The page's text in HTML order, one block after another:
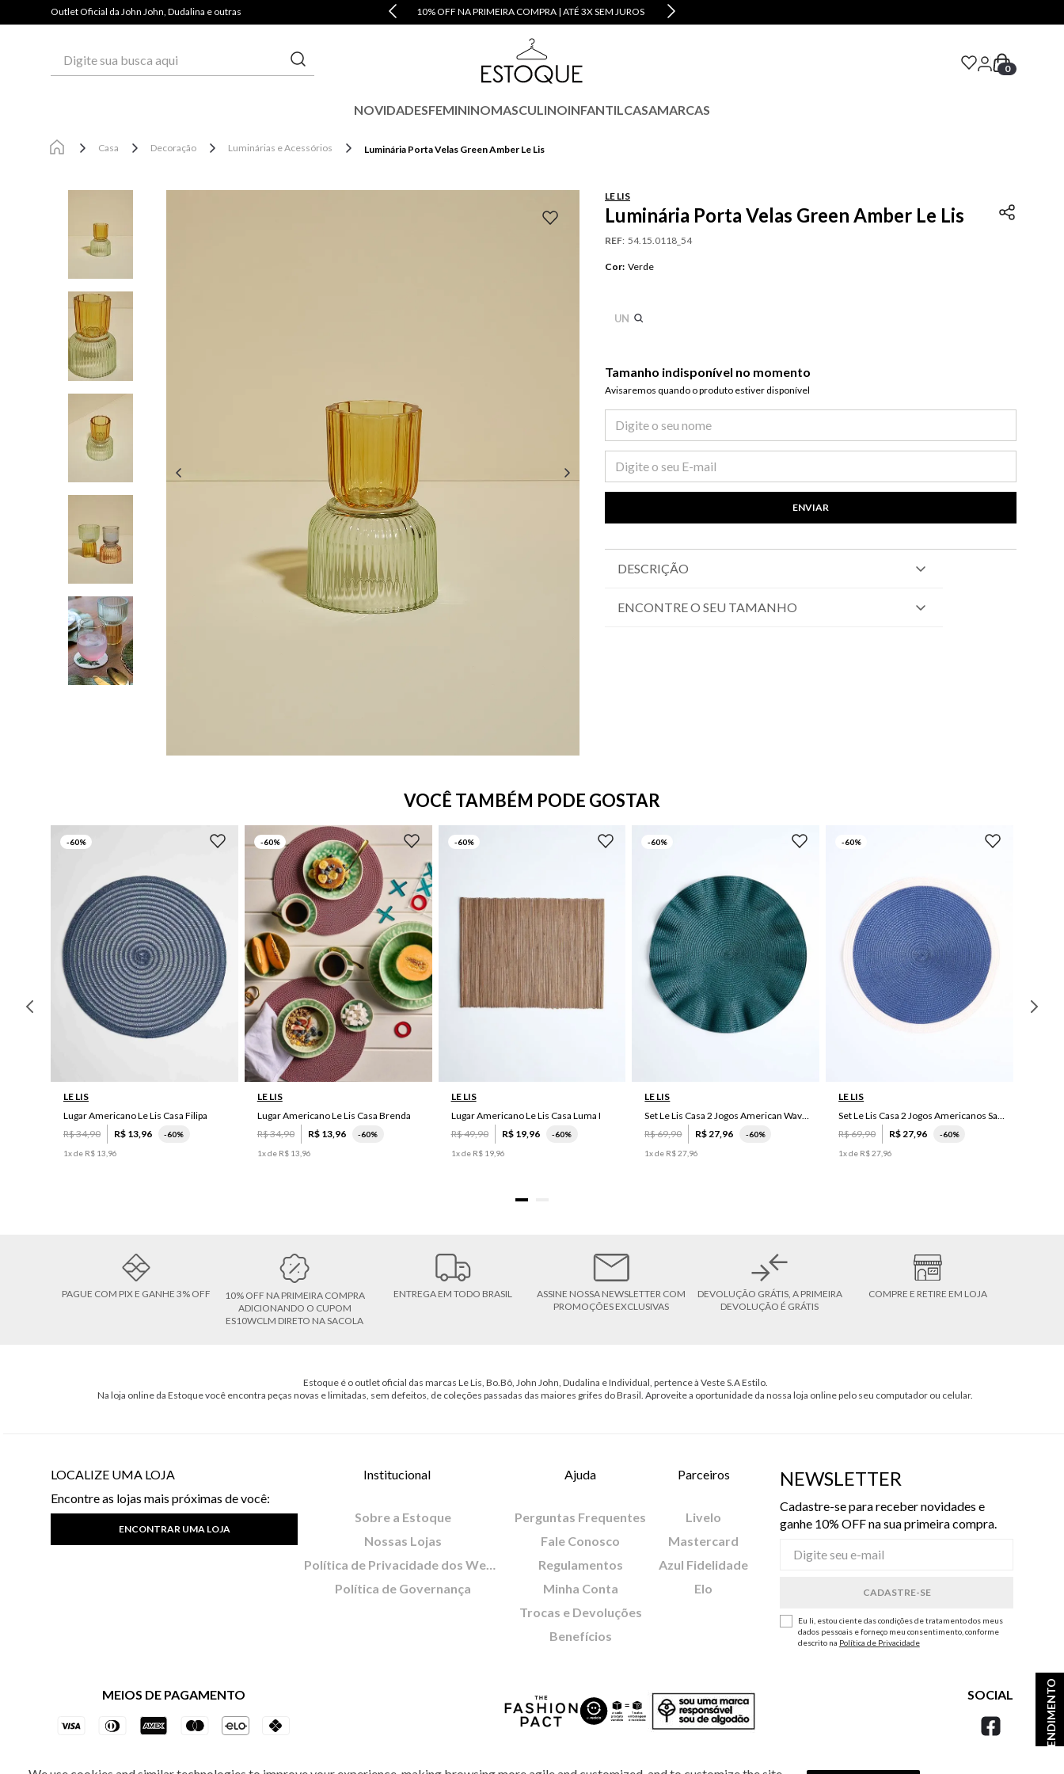
Outlet Oficial da John John, Dudalina e outrasPAGUE COM PIX E GANHE 3% OFF* 10% OFF NA PRIMEIRA COMPRA | ATÉ 3X SEM JUROS
0
NOVIDADESFEMININOMASCULINOINFANTILCASAMARCAS
ATENDIMENTO
Casa Decoração Luminárias e Acessórios Luminária Porta Velas Green Amber Le Lis
LE LIS
Luminária Porta Velas Green Amber Le Lis
REF: 54.15.0118_54
Cor: Verde
UN
Tamanho indisponível no momento
Avisaremos quando o produto estiver disponível​
ENVIAR
DESCRIÇÃO
ENCONTRE O SEU TAMANHO
VOCÊ TAMBÉM PODE GOSTAR
-60%
LE LIS
Lugar Americano Le Lis Casa Filipa
R$34,90 R$ 13,96 -60%
1x de R$ 13 96
-60%
UN
LE LIS
Lugar Americano Le Lis Casa Brenda
R$34,90 R$ 13,96 -60%
1x de R$ 13 96
-60%
LE LIS
Lugar Americano Le Lis Casa Luma I
R$49,90 R$ 19,96 -60%
1x de R$ 19, 96
-60%
LE LIS
Set Le Lis Casa 2 Jogos American Wave Green
R$69,90 R$27,96 -60%
1x de R$27 96
-60%
LE LIS
Set Le Lis Casa 2 Jogos Americanos Saruê II
R$69,90 R$27,96 -60%
1x de R$27 96
PAGUE COM PIX E GANHE 3% OFF
10% OFF NA PRIMEIRA COMPRA
ADICIONANDO O CUPOM
ES10WCLM DIRETO NA SACOLA
ENTREGA EM TODO BRASIL
ASSINE NOSSA NEWSLETTER COM
PROMOÇÕES EXCLUSIVAS
DEVOLUÇÃO GRÁTIS, A PRIMEIRA
DEVOLUÇÃO É GRÁTIS
COMPRE E RETIRE EM LOJA
Estoque é o outlet oficial das marcas Le Lis, Bo.Bô, John John, Dudalina e Individual, pertence à Veste S.A Estilo.
Na loja online da Estoque você encontra peças novas e limitadas, sem defeitos, de coleções passadas das maiores grifes do Brasil. Aproveite a oportunidade da nossa loja online pelo seu computador ou celular.
LOCALIZE UMA LOJA
Encontre as lojas mais próximas de você:
ENCONTRAR UMA LOJA
Institucional
Sobre a Estoque
Nossas Lojas
Política de Privacidade dos Websites
Política de Governança
Ajuda
Perguntas Frequentes
Fale Conosco
Regulamentos
Minha Conta
Trocas e Devoluções
Benefícios
Parceiros
Livelo
Mastercard
Azul Fidelidade
Elo
NEWSLETTER
Cadastre-se para receber novidades e
ganhe 10% OFF na sua primeira compra.
Eu li, estou ciente das condições de tratamento dos meus
dados pessoais e forneço meu consentimento, conforme
descrito na Política de Privacidade
MEIOS DE PAGAMENTO SOCIAL